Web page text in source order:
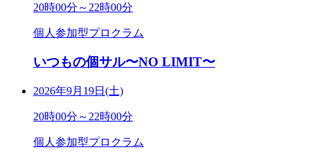
20時00分～22時00分
個人参加型プロクラム
いつもの個サル〜NO LIMIT〜
2026年9月19日(土)
20時00分～22時00分
個人参加型プロクラム